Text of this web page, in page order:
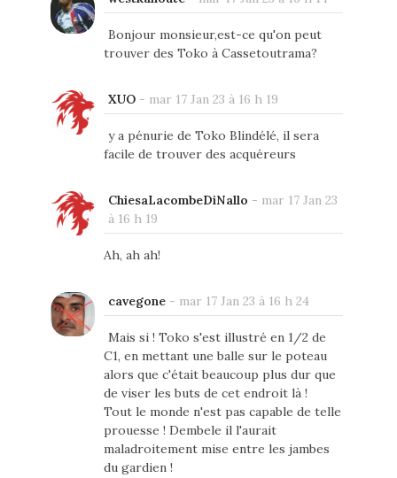
Bonjour monsieur,est-ce qu'on peut
trouver des Toko à Cassetoutrama?
XUO- mar 17 Jan 23 à 16 h 19
y a pénurie de Toko Blindélé, il sera
facile de trouver des acquéreurs
ChiesaLacombeDiNallo - mar 17 Jan 23
à 16 h 19
Ah, ah ah!
cavegone- mar 17 Jan 23 à 16 h 24
Mais si ! Toko s'est illustré en 1/2 de
C1, en mettant une balle sur le poteau
alors que c'était beaucoup plus dur que
de viser les buts de cet endroit là !
Tout le monde n'est pas capable de telle
prouesse ! Dembele il l'aurait
maladroitement mise entre les jambes
du gardien !